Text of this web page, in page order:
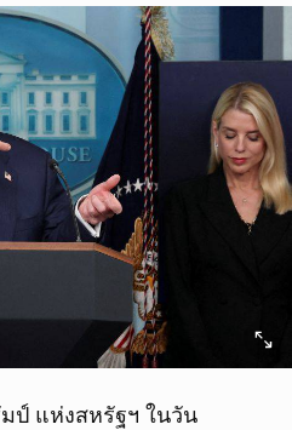
ป์ แห่งสหรัฐฯ ในวัน